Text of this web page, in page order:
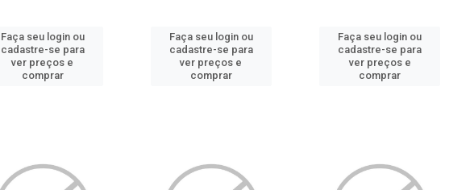
Faça seu login ou
cadastre-se para
ver preços e
comprar
Faça seu login ou
cadastre-se para
ver preços e
comprar
Faça seu login ou
cadastre-se para
ver preços e
comprar